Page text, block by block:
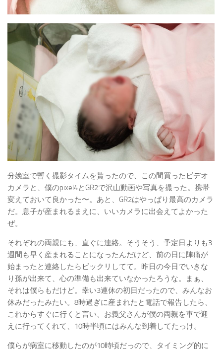
分娩室で暫く撮影タイムを貰ったので、この間買ったビデオ
カメラと、僕のpixel4とGR2で沢山動画や写真を撮った。携帯
変えておいて良かった〜。あと、GR2はやっぱり最高のカメラ
だ。息子が産まれるまえに、いいカメラに出会えてよかった
ぜ。
それぞれの両親にも、直ぐに連絡。そうそう、予定日よりも3
週間も早く産まれることになったんだけど、前の日に陣痛が
始まったと連絡したらビックリしてて。昨日の今日でいきな
り孫が出来て、心の準備も出来ていなかったろうな。まぁ、
それは僕らもだけど。幸い3連休の初日だったので、みんなお
休みだったみたい。8時過ぎに産まれたと電話で報告したら、
これからすぐに行くと言い、お義父さんが僕の両親を車で迎
えに行ってくれて、10時半頃にはみんな到着してたっけ。
僕らが病室に移動したのが10時頃だっので、タイミング的に